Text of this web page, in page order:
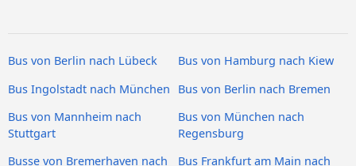
Bus von Berlin nach Lübeck
Bus von Hamburg nach Kiew
Bus Ingolstadt nach München
Bus von Berlin nach Bremen
Bus von Mannheim nach
Stuttgart
Bus von München nach
Regensburg
Busse von Bremerhaven nach
Bus Frankfurt am Main nach